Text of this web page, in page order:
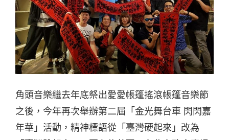
角頭音樂繼去年底祭出愛愛帳篷搖滾帳篷音樂節
之後，今年再次舉辦第二屆「金光舞台車 閃閃嘉
年華」活動，精神標語從「臺灣硬起來」改為